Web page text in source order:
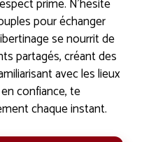
prime. N’hésite
pour échanger
se nourrit de
partagés, créant des
avec les lieux
confiance, te
chaque instant.